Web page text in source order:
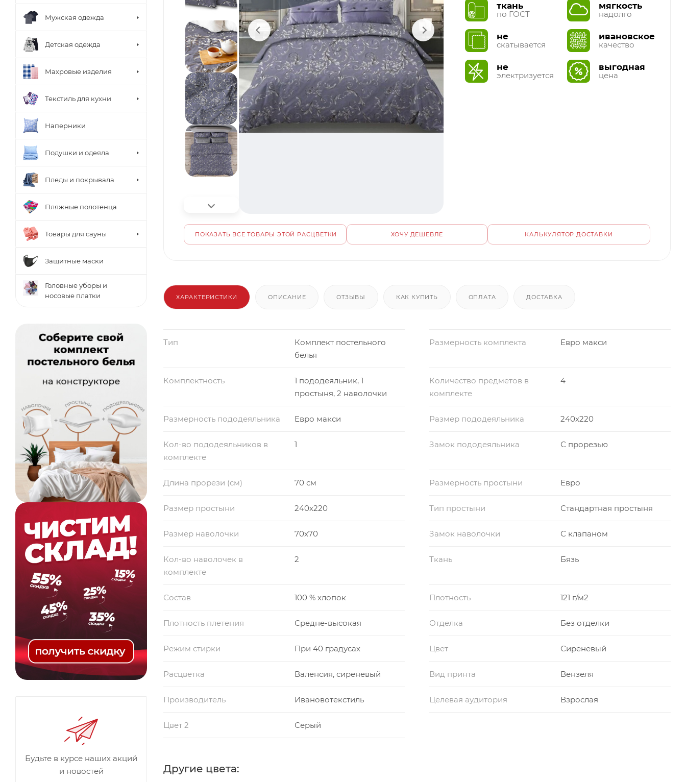
ткань
по ГОСТ
не
скатывается
не
электризуется
мягкость
надолго
ивановское
качество
выгодная
цена
ПОКАЗАТЬ ВСЕ ТОВАРЫ ЭТОЙ РАСЦВЕТКИ ХОЧУ ДЕШЕВЛЕ КАЛЬКУЛЯТОР ДОСТАВКИ
ХАРАКТЕРИСТИКИ ОПИСАНИЕ ОТЗЫВЫ КАК КУПИТЬ ОПЛАТА ДОСТАВКА
Тип
Комплект постельного
белья
Размерность комплекта Евро макси
Комплектность
1 пододеяльник, 1
простыня, 2 наволочки
Количество предметов в
комплекте
4
Размерность пододеяльника Евро макси Размер пододеяльника 240x220
Кол-во пододеяльников в
комплекте
1 Замок пододеяльника С прорезью
Длина прорези (см) 70 см Размерность простыни Евро
Размер простыни 240x220 Тип простыни Стандартная простыня
Размер наволочки 70x70 Замок наволочки С клапаном
Кол-во наволочек в
комплекте
2 Ткань Бязь
Состав 100 % хлопок Плотность 121 г/м2
Плотность плетения Средне-высокая Отделка Без отделки
Режим стирки При 40 градусах Цвет Сиреневый
Расцветка Валенсия, сиреневый Вид принта Вензеля
Производитель Ивановотекстиль Целевая аудитория Взрослая
Цвет 2 Серый
Другие цвета:
Мужская одежда
Детская одежда
Махровые изделия
Текстиль для кухни
Наперники
Подушки и одеяла
Пледы и покрывала
Пляжные полотенца
Товары для сауны
Защитные маски
Головные уборы и
носовые платки
Будьте в курсе наших акций
и новостей